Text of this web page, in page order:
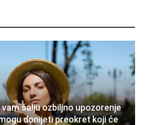
vam šalju ozbiljno upozorenje
donijeti preokret koji će